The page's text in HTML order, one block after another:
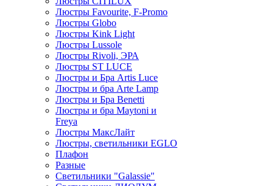
Люстры Favourite, F-Promo
Люстры Globo
Люстры Kink Light
Люстры Lussole
Люстры Rivoli, ЭРА
Люстры ST LUCE
Люстры и Бра Artis Luce
Люстры и бра Arte Lamp
Люстры и Бра Benetti
Люстры и бра Maytoni и
Freya
Люстры МаксЛайт
Люстры, светильники EGLO
Плафон
Разные
Светильники "Galassie"